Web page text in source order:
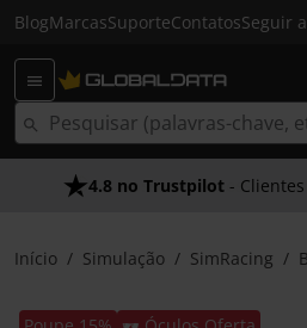
BlogMarcasSuporteContatosSeguir
4.8 no Trustpilot -
Início Simulação SimRacing